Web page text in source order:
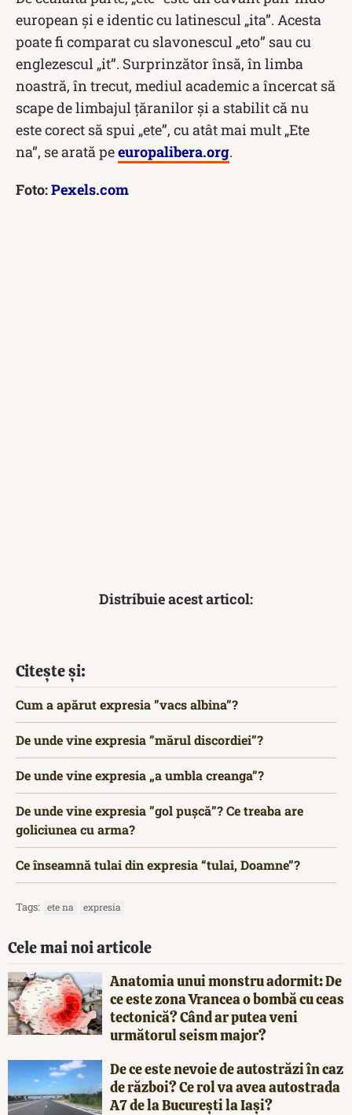
european și e identic cu latinescul „ita”. Acesta
poate fi comparat cu slavonescul „eto” sau cu
englezescul „it”. Surprinzător însă, în limba
noastră, în trecut, mediul academic a încercat să
scape de limbajul țăranilor și a stabilit că nu
este corect să spui „ete”, cu atât mai mult „Ete
na”, se arată peeuropalibera.org.
Foto:Pexels.com
Distribuie acest articol:
Citește și:
Cum a apărut expresia ”vacs albina”?
De unde vine expresia ”mărul discordiei”?
De unde vine expresia „a umbla creanga”?
De unde vine expresia ”gol pușcă”? Ce treaba are
goliciunea cu arma?
Ce înseamnă tulai din expresia “tulai, Doamne”?
Tags: ete na expresia
Cele mai noi articole
Anatomia unui monstru adormit: De
ce este zona Vrancea o bombă cu ceas
tectonică? Când ar putea veni
următorul seism major?
De ce este nevoie de autostrăzi în caz
de război? Ce rol va avea autostrada
A7 de la București la Iași?